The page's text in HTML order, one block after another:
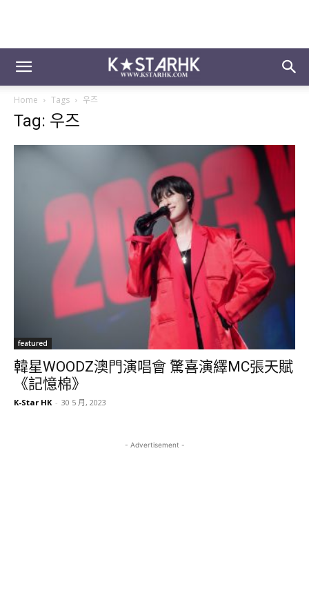
Home Tags 우즈
Tag: 우즈
featured
韓星WOODZ澳門演唱會 驚喜演繹MC張天賦
《記憶棉》
K-Star HK - 30 5 月, 2023
- Advertisement -